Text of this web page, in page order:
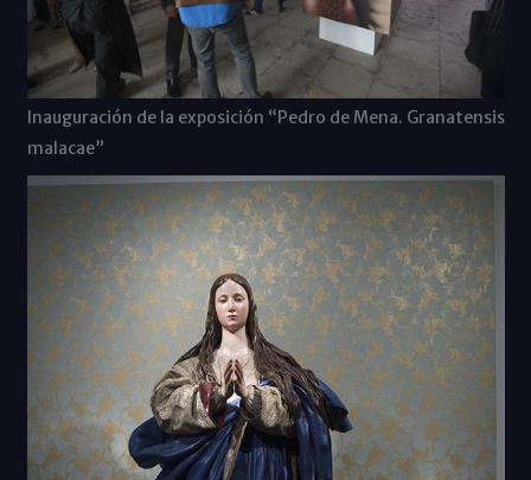
Inauguración de la exposición “Pedro de Mena. Granatensis
malacae”